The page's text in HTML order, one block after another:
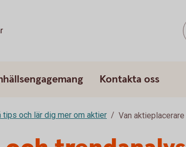
Kontakta oss
och lär dig mer om aktier Van aktieplacerare